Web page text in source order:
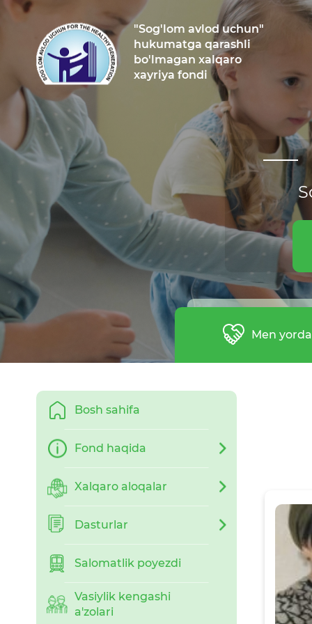
"Sog'lom avlod uchun"
hukumatga qarashli
bo'lmagan xalqaro
xayriya fondi
Men
Bosh sahifa
Fond haqida
Xalqaro aloqalar
Dasturlar
Salomatlik poyezdi
Vasiylik kengashi
a'zolari